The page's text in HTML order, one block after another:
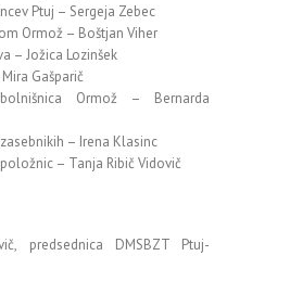
Ptuj – Sergeja Zebec
Ormož – Boštjan Viher
– Jožica Lozinšek
Gašparič
Ormož – Bernarda
– Irena Klasinc
– Tanja Ribič Vidovič
predsednica DMSBZT Ptuj-